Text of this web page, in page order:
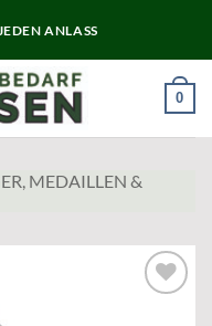
ANLASS
0
MEDAILLEN &